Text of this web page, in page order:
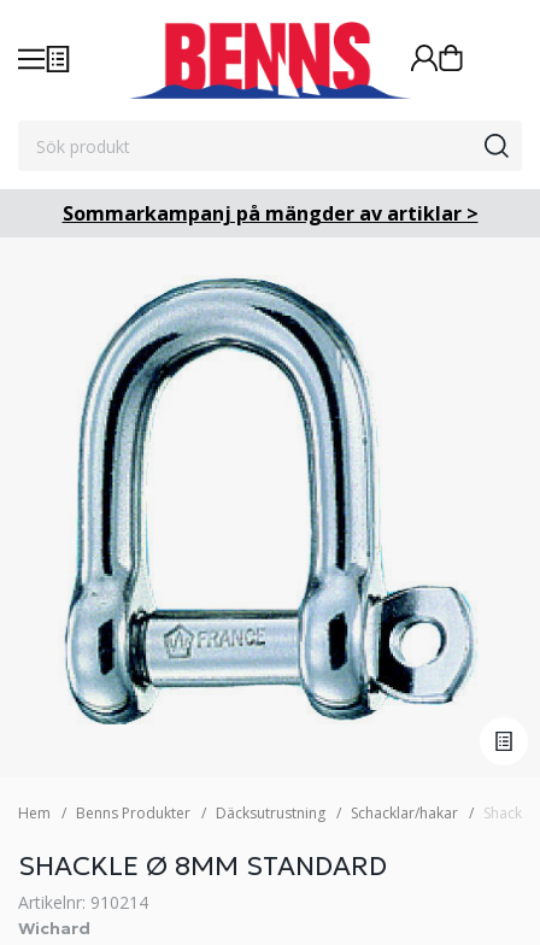
Sommarkampanj på mängder av artiklar >
Hem Benns Produkter Däcksutrustning Schacklar/hakar
SHACKLE Ø 8MM STANDARD
Artikelnr: 910214
Wichard